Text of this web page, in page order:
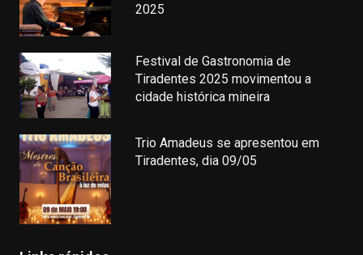
2025
Festival de Gastronomia de
Tiradentes 2025 movimentou a
cidade histórica mineira
Trio Amadeus se apresentou em
Tiradentes, dia 09/05